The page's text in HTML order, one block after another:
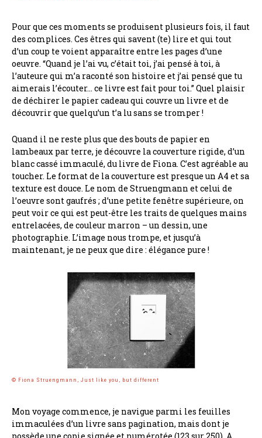
Pour que ces moments se produisent plusieurs fois, il faut
des complices. Ces êtres qui savent (te) lire et qui tout
d’un coup te voient apparaître entre les pages d’une
oeuvre. “Quand je l’ai vu, c’était toi, j’ai pensé à toi, à
l’auteure qui m’a raconté son histoire et j’ai pensé que tu
aimerais l’écouter… ce livre est fait pour toi.” Quel plaisir
de déchirer le papier cadeau qui couvre un livre et de
découvrir que quelqu’un t’a lu sans se tromper !
Quand il ne reste plus que des bouts de papier en
lambeaux par terre, je découvre la couverture rigide, d’un
blanc cassé immaculé, du livre de Fiona. C’est agréable au
toucher. Le format de la couverture est presque un A4 et sa
texture est douce. Le nom de Struengmann et celui de
l’oeuvre sont gaufrés ; d’une petite fenêtre supérieure, on
peut voir ce qui est peut-être les traits de quelques mains
entrelacées, de couleur marron – un dessin, une
photographie. L’image nous trompe, et jusqu’à
maintenant, je ne peux que dire : élégance pure !
© Fiona Struengmann, Just like you, but different
Mon voyage commence, je navigue parmi les feuilles
immaculées d’un livre sans pagination, mais dont je
possède une copie signée et numérotée (123 sur 250). A